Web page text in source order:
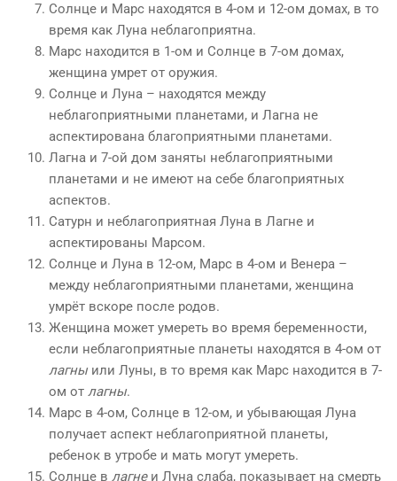
Солнце и Марс находятся в 4-ом и 12-ом домах, в то
время как Луна неблагоприятна.
Марс находится в 1-ом и Солнце в 7-ом домах,
женщина умрет от оружия.
Солнце и Луна – находятся между
неблагоприятными планетами, и Лагна не
аспектирована благоприятными планетами.
Лагна и 7-ой дом заняты неблагоприятными
планетами и не имеют на себе благоприятных
аспектов.
Сатурн и неблагоприятная Луна в Лагне и
аспектированы Марсом.
Солнце и Луна в 12-ом, Марс в 4-ом и Венера –
между неблагоприятными планетами, женщина
умрёт вскоре после родов.
Женщина может умереть во время беременности,
если неблагоприятные планеты находятся в 4-ом от
лагныили Луны, в то время как Марс находится в 7-
ом от лагны.
Марс в 4-ом, Солнце в 12-ом, и убывающая Луна
получает аспект неблагоприятной планеты,
ребенок в утробе и мать могут умереть.
Солнце в лагнеи Луна слаба, показывает на смерть